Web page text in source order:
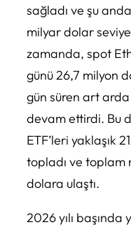
sağladı ve şu
milyar dolar
zamanda, spot
günü 26,7 milyon
gün süren art
devam ettirdi. Bu
ETF’leri yaklaşık
topladı ve toplam
dolara ulaştı.
2026 yılı